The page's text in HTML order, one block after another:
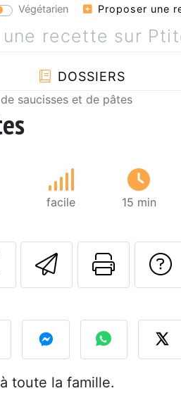
Végétarien Proposer une
DOSSIERS
saucisses et de pâtes
facile 15 min
Envoyer
toute la famille.